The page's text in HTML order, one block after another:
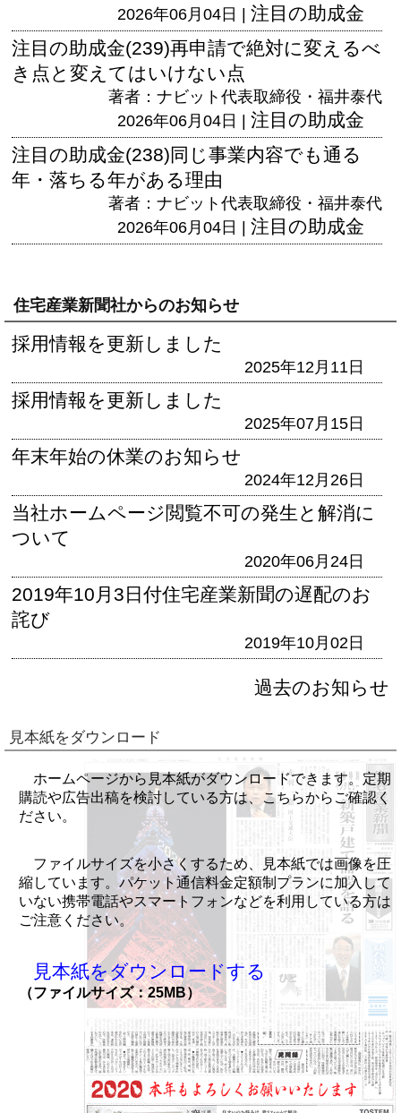
2026年06月04日 | 注目の助成金
注目の助成金(239)再申請で絶対に変えるべ
き点と変えてはいけない点
著者：ナビット代表取締役・福井泰代
2026年06月04日 | 注目の助成金
注目の助成金(238)同じ事業内容でも通る
年・落ちる年がある理由
著者：ナビット代表取締役・福井泰代
2026年06月04日 | 注目の助成金
住宅産業新聞社からのお知らせ
採用情報を更新しました
2025年12月11日
採用情報を更新しました
2025年07月15日
年末年始の休業のお知らせ
2024年12月26日
当社ホームページ閲覧不可の発生と解消に
ついて
2020年06月24日
2019年10月3日付住宅産業新聞の遅配のお
詫び
2019年10月02日
過去のお知らせ
見本紙をダウンロード
ホームページから見本紙がダウンロードできます。定期
購読や広告出稿を検討している方は、こちらからご確認く
ださい。
ファイルサイズを小さくするため、見本紙では画像を圧
縮しています。パケット通信料金定額制プランに加入して
いない携帯電話やスマートフォンなどを利用している方は
ご注意ください。
見本紙をダウンロードする
（ファイルサイズ：25MB）